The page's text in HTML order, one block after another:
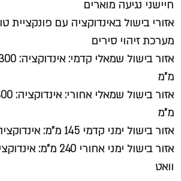
חיישני נגיעה מוארים
אזורי בישול באינדוקציה עם פונקציית
מערכת זיהוי סירים
מ"מ
מ"מ
אזור בישול ימני קדמי 145 מ"מ: אינדוקציה, 2500/1400 וואט
וואט